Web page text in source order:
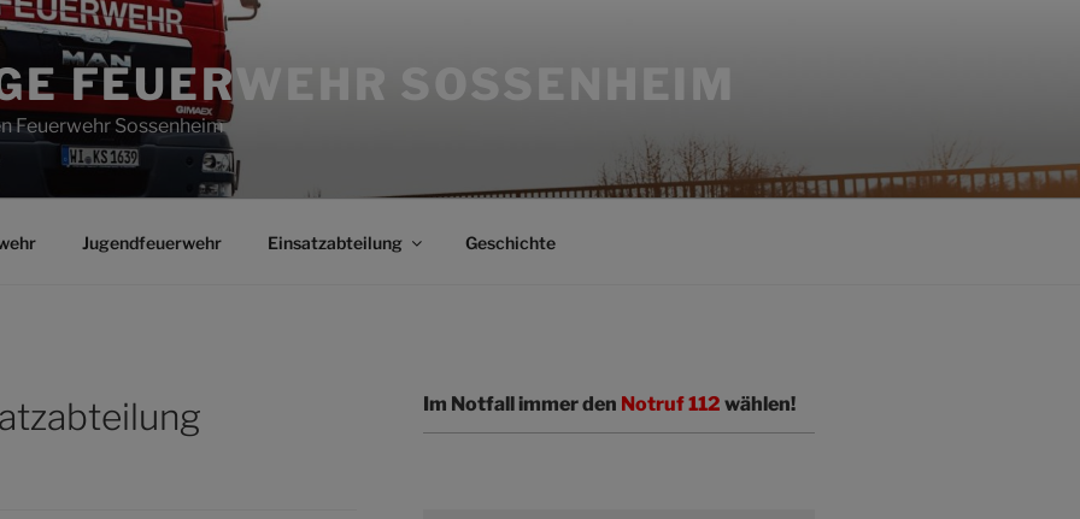
FEUERWEHR SOSSENHEIM
Feuerwehr Sossenheim
Jugendfeuerwehr Einsatzabteilung Geschichte
Im Notfall immer den Notruf 112 wählen!